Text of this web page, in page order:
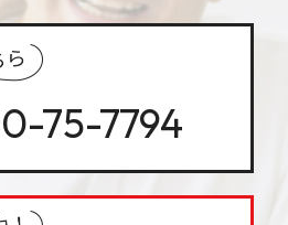
75-7794